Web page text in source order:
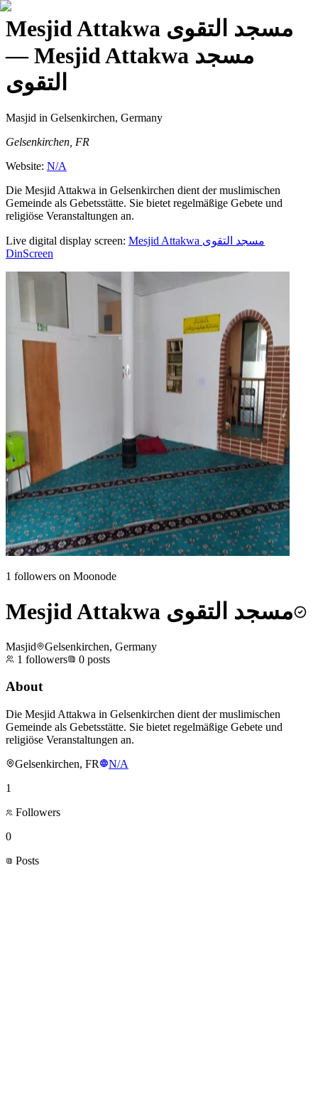
Mesjid Attakwa مسجد التقوى
— Mesjid Attakwa مسجد
التقوى
Masjid in Gelsenkirchen, Germany
Gelsenkirchen, FR
Website: N/A
Die Mesjid Attakwa in Gelsenkirchen dient der muslimischen
Gemeinde als Gebetsstätte. Sie bietet regelmäßige Gebete und
religiöse Veranstaltungen an.
Live digital display screen:
Mesjid Attakwa مسجد التقوى
DinScreen
1 followers on Moonode
Mesjid Attakwa مسجد التقوى
Masjid
Gelsenkirchen, Germany
1 followers 0 posts
About
Die Mesjid Attakwa in Gelsenkirchen dient der muslimischen
Gemeinde als Gebetsstätte. Sie bietet regelmäßige Gebete und
religiöse Veranstaltungen an.
Gelsenkirchen, FR
N/A
1
Followers
0
Posts